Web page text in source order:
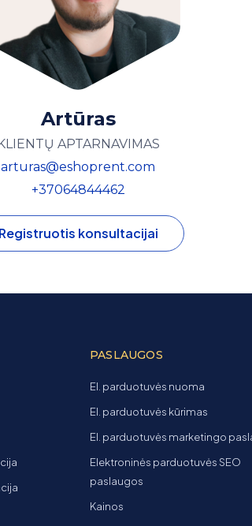
Artūras
APTARNAVIMAS
arturas@eshoprent.com
+37064844462
Registruotis konsultacijai
PASLAUGOS
El. parduotuvės nuoma
El. parduotuvės kūrimas
El. parduotuvės marketingo
Elektroninės parduotuvės SEO
paslaugos
Kainos